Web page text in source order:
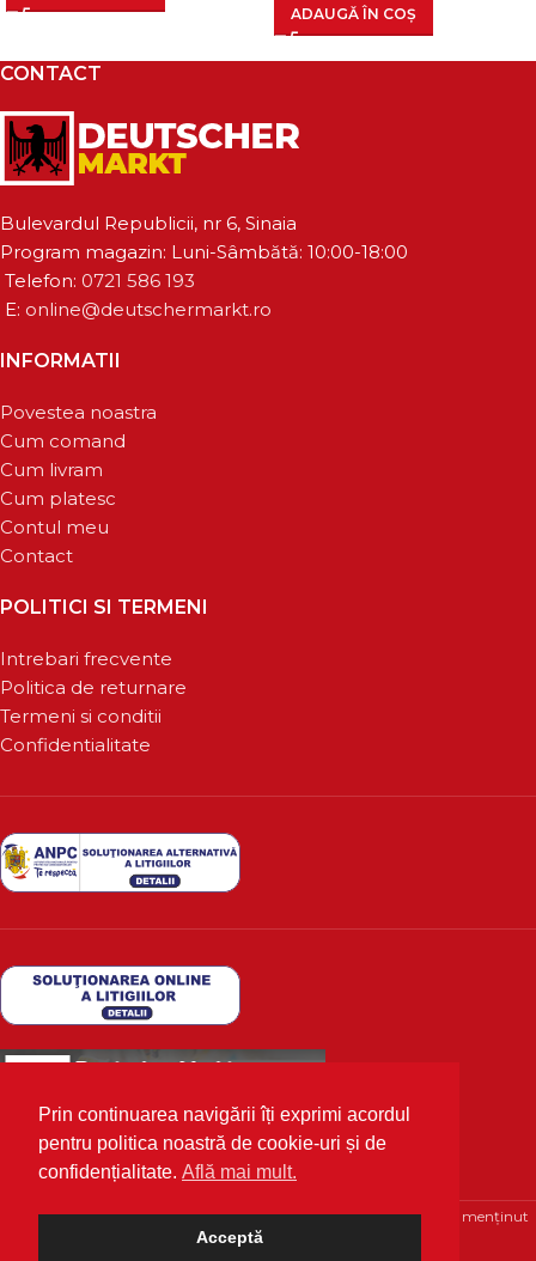
Prin continuarea navigării îți exprimi acordul
pentru politica noastră de cookie-uri și de
confidențialitate. Află mai mult.
Acceptă
ADAUGĂ ÎN COȘ
CONTACT
Bulevardul Republicii, nr 6, Sinaia
Program magazin: Luni-Sâmbătă: 10:00-18:00
Telefon: 0721 586 193
E: online@deutschermarkt.ro
INFORMATII
Povestea noastra
Cum comand
Cum livram
Cum platesc
Contul meu
Contact
POLITICI SI TERMENI
Intrebari frecvente
Politica de returnare
Termeni si conditii
Confidentialitate
Deutscher Markt2020 Toate drepturile rezervate | Optimizat și menținut
cu 💙 deWPhosting.ro